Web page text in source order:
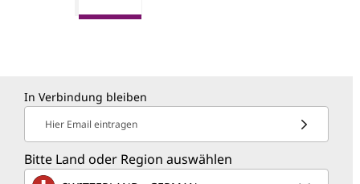
In Verbindung bleiben
Hier Email eintragen
Bitte Land oder Region auswählen